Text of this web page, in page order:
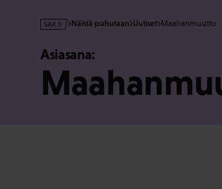
s
·
Näistä puhutaan Uutiset Maahanmuutto
Asiasana: